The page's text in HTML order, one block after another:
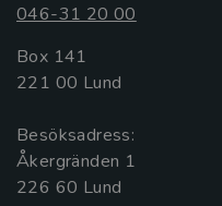
046-31 20 00
Box 141
221 00 Lund
Besöksadress:
Åkergränden 1